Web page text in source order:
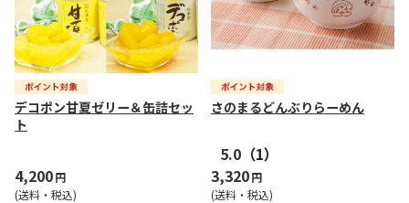
デコポン甘夏ゼリー＆缶詰セッ
ト
4,200円
(送料・税込)
さのまるどんぶりらーめん
5.0 （1）
3,320円
(送料・税込)